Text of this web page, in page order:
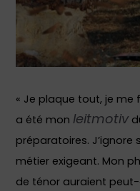
« Je plaque tout, je me
a été mon leitmotiv
préparatoires. J’ignore
métier exigeant. Mon
de ténor auraient